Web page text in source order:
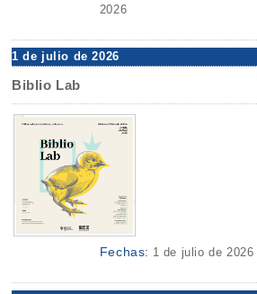
2026
1 de julio de 2026
Biblio Lab
Fechas: 1 de julio de